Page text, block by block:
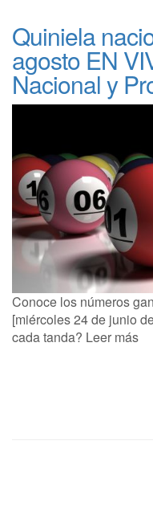
Quiniela
agosto EN
Nacional y
Conoce los números
[miércoles 24 de junio
cada tanda? Leer más